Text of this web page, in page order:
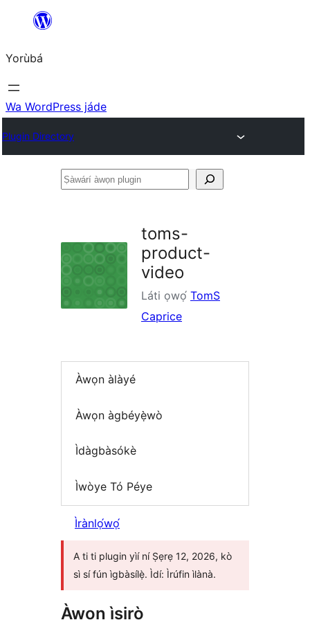
Àkóónú
Yorùbá
Wa WordPress jáde
Plugin Directory
Ṣàwárí
toms-
product-
video
Láti ọwọ́ TomS
Caprice
Àwọn àlàyé
Àwọn àgbéyẹ̀wò
Ìdàgbàsókè
Ìwòye Tó Péye
Ìrànlọ́wọ́
A ti ti plugin yìí ní Ṣẹrẹ 12, 2026, kò
sì sí fún ìgbàsílẹ̀. Ìdí: Ìrúfin ìlànà.
Àwọn ìṣirò